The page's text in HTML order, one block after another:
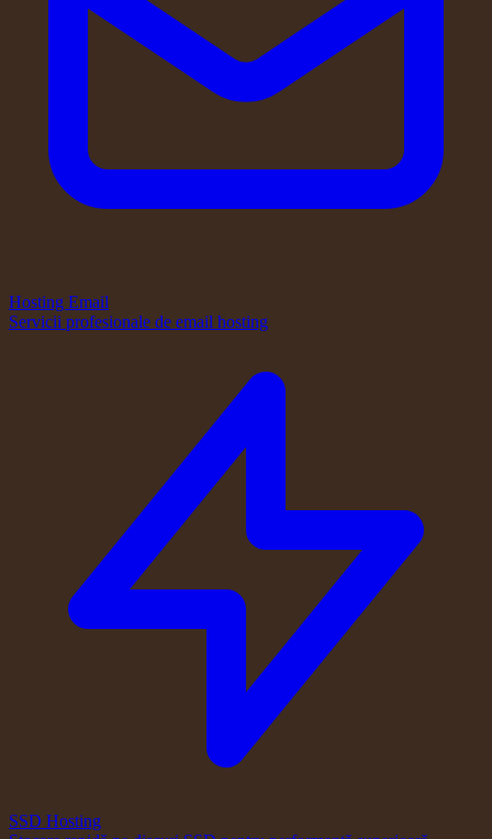
Hosting Email
Servicii profesionale de email hosting
SSD Hosting